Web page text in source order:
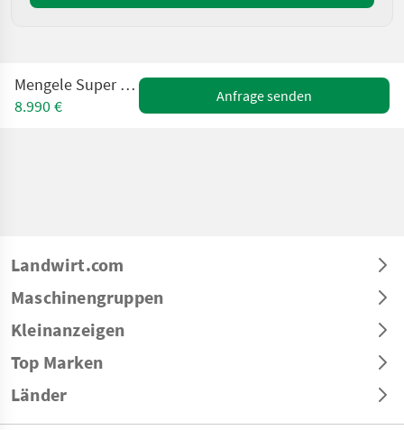
Mengele Super Garant 430/3
8.990 €
Anfrage senden
Landwirt.com
Maschinengruppen
Kleinanzeigen
Top Marken
Länder